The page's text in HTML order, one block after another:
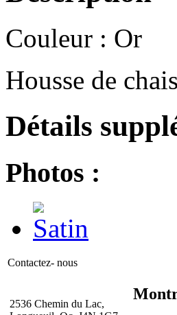
Couleur : Or
Housse de
Détails
Photos :
Contactez- nous
2536 Chemin du Lac,